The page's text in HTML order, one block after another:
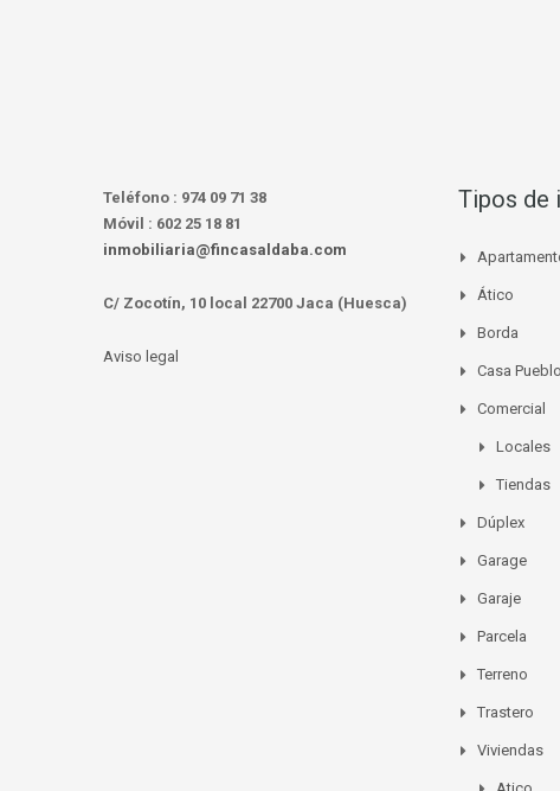
Teléfono : 974 09 71 38
Móvil : 602 25 18 81
inmobiliaria@fincasaldaba.com
C/ Zocotín, 10 local 22700 Jaca (Huesca)
Aviso legal
Tipos de
Ático
Borda
Casa Pueblo
Comercial
Locales
Tiendas
Dúplex
Garage
Garaje
Parcela
Terreno
Trastero
Viviendas